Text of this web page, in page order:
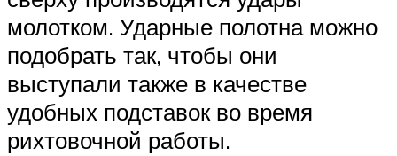
молотком. Ударные полотна можно
подобрать так, чтобы они
выступали также в качестве
удобных подставок во время
рихтовочной работы.